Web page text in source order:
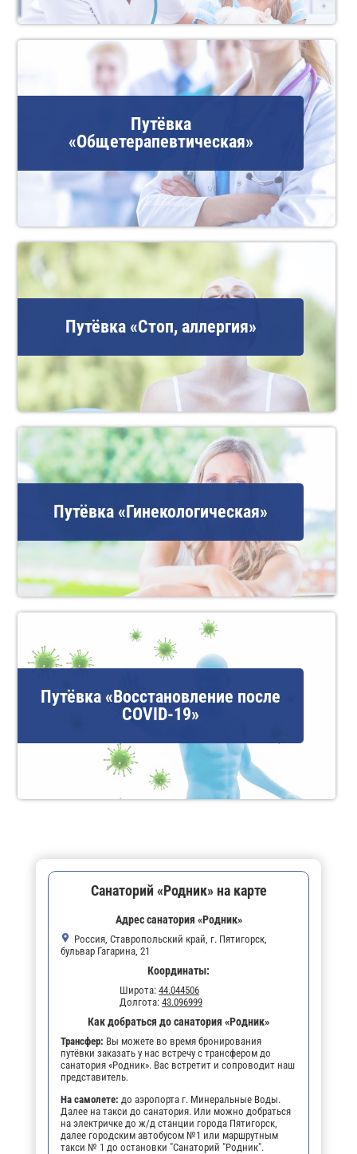
Путёвка
«Общетерапевтическая»
Путёвка «Стоп, аллергия»
Путёвка «Гинекологическая»
Путёвка «Восстановление после
COVID-19»
Санаторий «Родник» на карте
Адрес санатория «Родник»
Россия, Ставропольский край, г. Пятигорск,
бульвар Гагарина, 21
Координаты:
Широта: 44.044506
Долгота: 43.096999
Как добраться до санатория «Родник»
Трансфер: Вы можете во время бронирования
путёвки заказать у нас встречу с трансфером до
санатория «Родник». Вас встретит и сопроводит наш
представитель.
На самолете: до аэропорта г. Минеральные Воды.
Далее на такси до санатория. Или можно добраться
на электричке до ж/д станции города Пятигорск,
далее городским автобусом №1 или маршрутным
такси № 1 до остановки "Санаторий "Родник".